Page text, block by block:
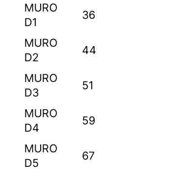
MURO
D1
36
MURO
D2
44
MURO
D3
51
MURO
D4
59
MURO
D5
67